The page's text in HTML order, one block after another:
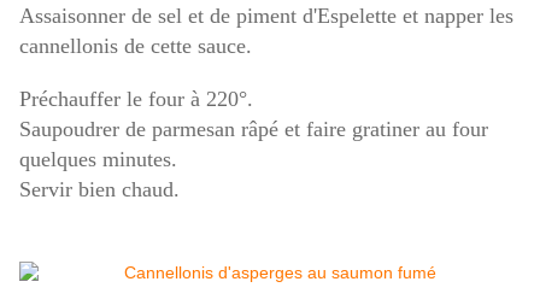
Assaisonner de sel et de piment d'Espelette et napper les
cannellonis de cette sauce.
Préchauffer le four à 220°.
Saupoudrer de parmesan râpé et faire gratiner au four
quelques minutes.
Servir bien chaud.